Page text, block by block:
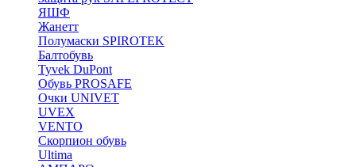
ЯШФ
Жанетт
Полумаски SPIROTEK
Балтобувь
Tyvek DuPont
Обувь PROSAFE
Очки UNIVET
UVEX
VENTO
Скорпион обувь
Ultima